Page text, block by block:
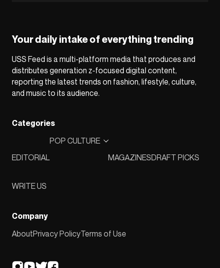
Your daily intake of everything trending
USS Feed is a multi-platform media that produces and
distributes generation z-focused digital content,
reporting the latest trends on fashion, lifestyle, culture,
and music to its audience.
Categories
EDITORIAL
POP CULTURE
MAGAZINESDRAFT PICKS
WRITE US
Company
AboutPrivacy PolicyTerms of Use